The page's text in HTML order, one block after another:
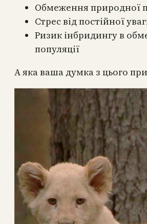
Обмеження природної
Стрес від постійної
Ризик інбридингу в
популяції
А яка ваша думка з цього